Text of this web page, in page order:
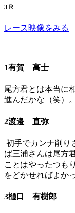
3Ｒ
レース映像をみる
1有賀 高士
尾方君とは本当に
進んだかな（笑）。
2渡邉 直弥
初手でカンナ削り
ば三浦さんは尾方
ことはやったつも
をどかせればよか
3樋口 有樹郎